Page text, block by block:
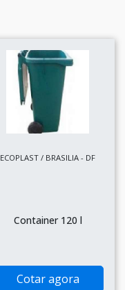
ECOPLAST / BRASILIA - DF
Container 120 l
Cotar agora